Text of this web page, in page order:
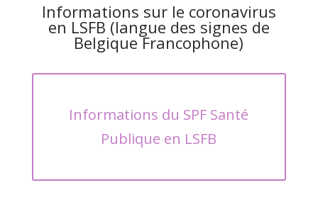
Informations sur le coronavirus
en LSFB (langue des signes de
Belgique Francophone)
Informations du SPF Santé
Publique en LSFB